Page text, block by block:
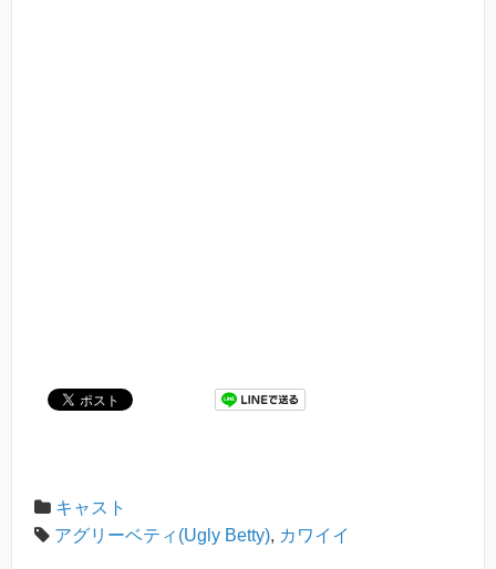
キャスト
アグリーベティ(Ugly Betty), カワイイ